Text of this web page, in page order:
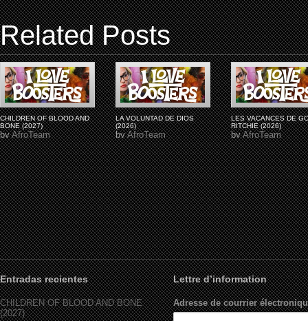
Related Posts
CHILDREN OF BLOOD AND
BONE (2027)
byAfroTeam
LA VOLUNTAD DE DIOS
(2026)
byAfroTeam
LES VACANCES DE
RITCHIE (2026)
byAfroTeam
Entradas recientes
CHILDREN OF BLOOD AND BONE
(2027)
Lettre d’information
Adresse de courrier